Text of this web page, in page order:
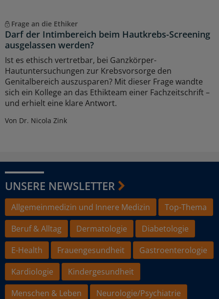
Frage an die Ethiker
Darf der Intimbereich beim Hautkrebs-Screening
ausgelassen werden?
Ist es ethisch vertretbar, bei Ganzkörper-
Hautuntersuchungen zur Krebsvorsorge den
Genitalbereich auszusparen? Mit dieser Frage wandte
sich ein Kollege an das Ethikteam einer Fachzeitschrift –
und erhielt eine klare Antwort.
Von Dr. Nicola Zink
UNSERE NEWSLETTER
Allgemeinmedizin und Innere Medizin
Top-Thema
Beruf & Alltag
Dermatologie
Diabetologie
E-Health
Frauengesundheit
Gastroenterologie
Kardiologie
Kindergesundheit
Menschen & Leben
Neurologie/Psychiatrie